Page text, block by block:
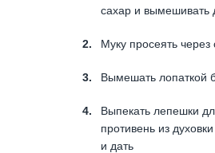
сахар и вымешивать
Муку просеять через
Вымешать лопаткой
Выпекать лепешки
противень из
и дать